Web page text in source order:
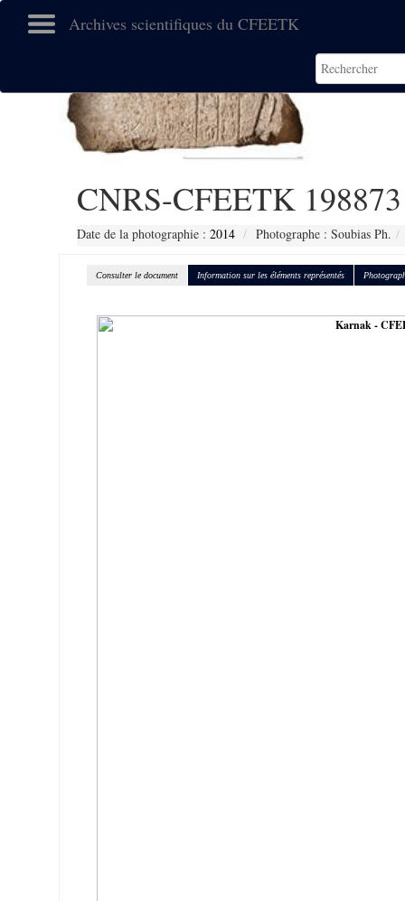
Archives scientifiques du CFEETK
CNRS-CFEETK 198873
Date de la photographie : 2014 Photographe : Soubias Ph.
Consulter le document Information sur les éléments représentés